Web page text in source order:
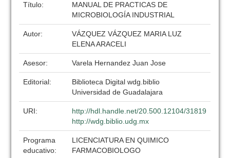
Título:
MANUAL DE PRACTICAS DE
MICROBIOLOGÍA INDUSTRIAL
Autor:
VÁZQUEZ VÁZQUEZ MARIA LUZ
ELENA ARACELI
Asesor: Varela Hernandez Juan Jose
Editorial:
Biblioteca Digital wdg.biblio
Universidad de Guadalajara
URI:
http://hdl.handle.net/20.500.12104/31819
http://wdg.biblio.udg.mx
Programa
educativo:
LICENCIATURA EN QUIMICO
FARMACOBIOLOGO